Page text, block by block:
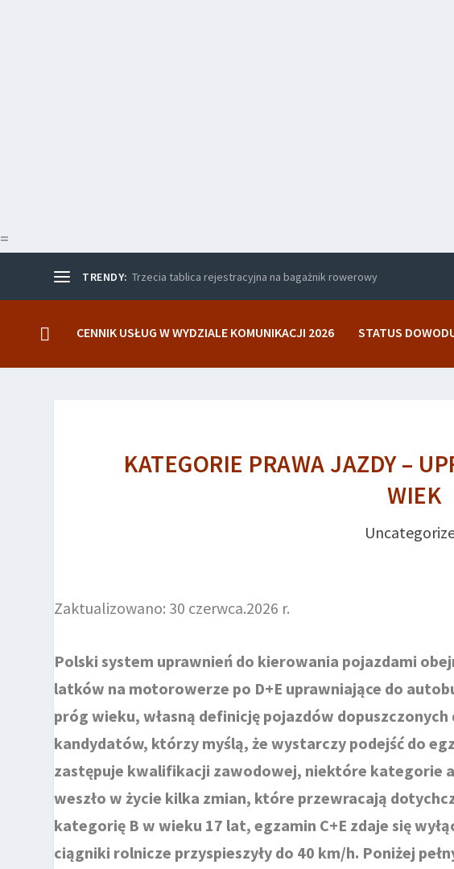
=
TRENDY: Trzecia tablica rejestracyjna na bagażnik rowerowy
CENNIK USŁUG W WYDZIALE KOMUNIKACJI 2026 STATUS
KATEGORIE PRAWA JAZDY –
WIEK
Zaktualizowano: 30 czerwca.2026 r.
Polski system uprawnień do kierowania pojazdami
latków na motorowerze po D+E uprawniające do
próg wieku, własną definicję pojazdów dopuszczonych
kandydatów, którzy myślą, że wystarczy podejść do
zastępuje kwalifikacji zawodowej, niektóre kategorie
weszło w życie kilka zmian, które przewracają
kategorię B w wieku 17 lat, egzamin C+E zdaje się
ciągniki rolnicze przyspieszyły do 40 km/h. Poniżej